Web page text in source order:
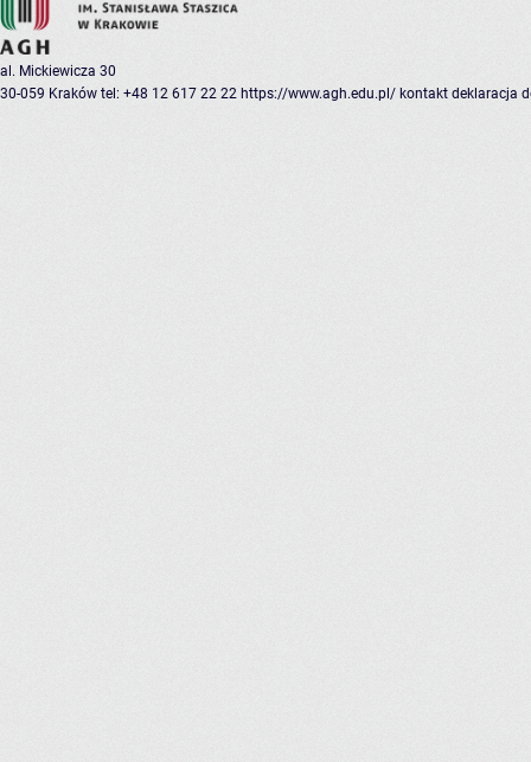
al. Mickiewicza 30
30-059 Kraków tel: +48 12 617 22 22 https://www.agh.edu.pl/ kontakt deklaracja